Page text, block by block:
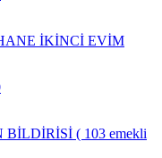
İKİNCİ EVİM
( 103 emekli